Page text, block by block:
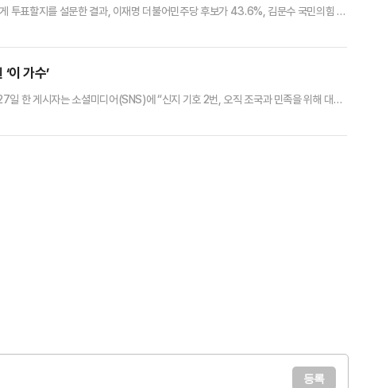
투표할지를 설문한 결과, 이재명 더불어민주당 후보가 43.6%, 김문수 국민의힘 후
줄어든 것으로 해석된다. 다만 이번 설문에서는 국민의힘을 지지한다는 응답이
이 가수’
일 한 게시자는 소셜미디어(SNS)에 “신지 기호 2번, 오직 조국과 민족을 위해 대동
후보를 지지하는 것이라고 주장했다.이를 두고 신지는 “이게 언제 적 사진인데 정